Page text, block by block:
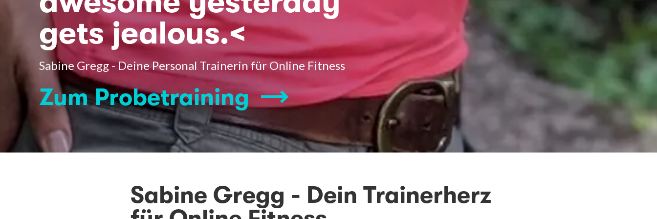
gets jealous.<
Sabine Gregg - Deine Personal Trainerin für Online Fitness
Zum Probetraining
Sabine Gregg - Dein Trainerherz